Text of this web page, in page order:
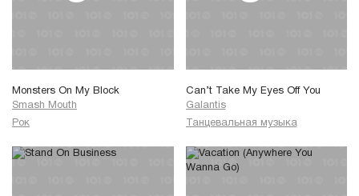
Monsters On My Block
Smash Mouth
Рок
Can’t Take My Eyes Off You
Galantis
Танцевальная музыка